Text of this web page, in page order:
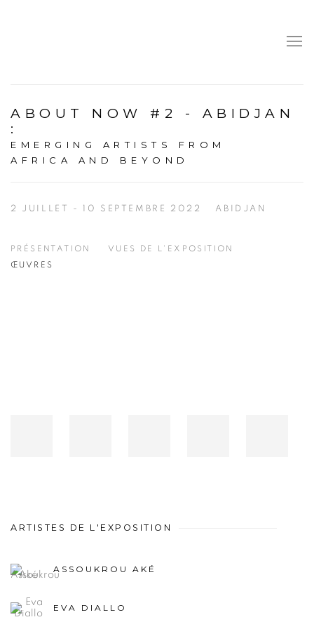
ABOUT NOW #2 - ABIDJAN
:
EMERGING ARTISTS FROM
AFRICA AND BEYOND
2 JUILLET - 10 SEPTEMBRE 2022 ABIDJAN
PRÉSENTATION
VUES DE L'EXPOSITION
ŒUVRES
ARTISTES DE L'EXPOSITION
ASSOUKROU AKÉ
EVA DIALLO